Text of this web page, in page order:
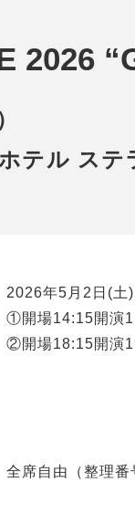
2026
テル ステ
2026年5月2日(土)
①開場14:15開演
②開場18:15開演
全席自由（整理